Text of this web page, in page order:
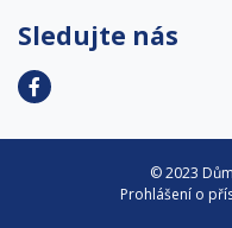
Sledujte nás
© 2023
Prohlášení o